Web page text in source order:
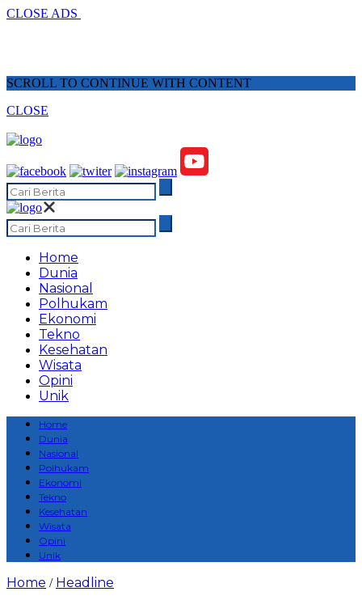
CLOSE ADS
SCROLL TO CONTINUE WITH CONTENT
CLOSE
Home
Dunia
Nasional
Polhukam
Ekonomi
Tekno
Kesehatan
Wisata
Opini
Unik
Home
Dunia
Nasional
Polhukam
Ekonomi
Tekno
Kesehatan
Wisata
Opini
Unik
Home / Headline